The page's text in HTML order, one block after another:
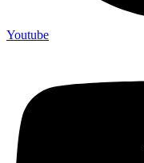
Youtube